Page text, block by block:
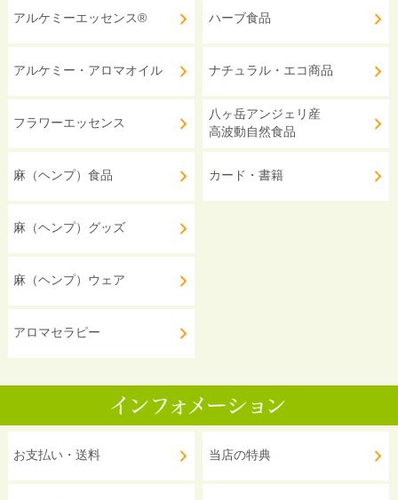
アルケミーエッセンス®
アルケミー・アロマオイル
フラワーエッセンス
麻（ヘンプ）食品
麻（ヘンプ）グッズ
麻（ヘンプ）ウェア
アロマセラピー
ハーブ食品
ナチュラル・エコ商品
八ヶ岳アンジェリ産
高波動自然食品
カード・書籍
お支払い・送料 当店の特典